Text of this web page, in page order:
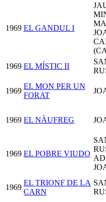
1969 EL GANDUL I
1969 EL MÍSTIC II
1969
EL MON PER UN
FORAT
1969 EL NÀUFREG
1969 EL POBRE VIUDO
1969
EL TRIONF DE LA
CARN